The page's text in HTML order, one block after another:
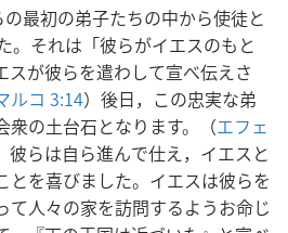
最初の弟子たちの中から使徒と
。それは「彼らがイエスのもと
スが彼らを遣わして宣べ伝えさ
ルコ 3:14）後日，この忠実な弟
衆の土台石となります。（エフェ
彼らは自ら進んで仕え，イエスと
とを喜びました。イエスは彼らを
て人々の家を訪問するようお命じ